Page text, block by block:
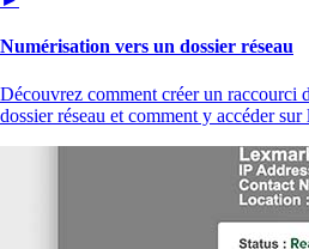
Numérisation vers un dossier réseau
Découvrez comment créer un raccourci
dossier réseau et comment y accéder